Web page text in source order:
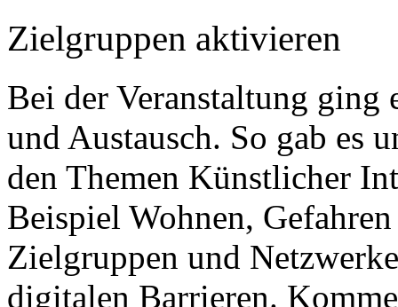
Zielgruppen aktivieren
Bei der Veranstaltung
und Austausch. So gab es
den Themen Künstlicher
Beispiel Wohnen,
Zielgruppen und
digitalen Barrieren.